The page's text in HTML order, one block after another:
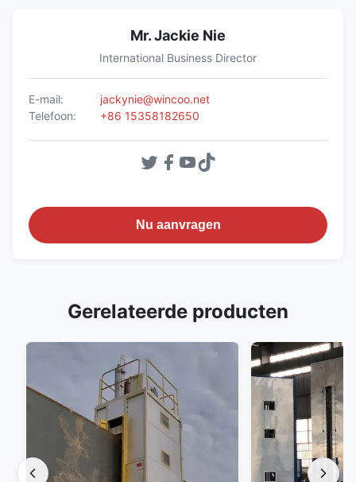
Mr. Jackie Nie
International Business Director
E-mail:
jackynie@wincoo.net
Telefoon:
+86 15358182650
Nu aanvragen
Gerelateerde producten